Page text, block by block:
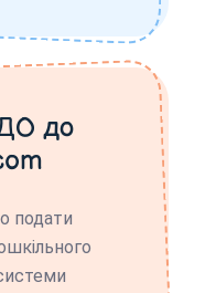
до
подати